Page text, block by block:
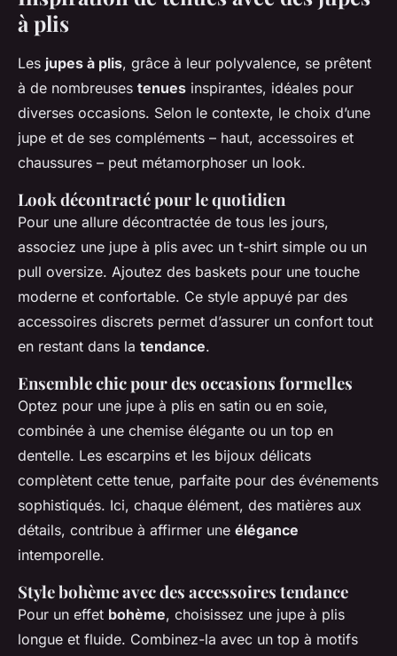
à plis
Les jupes à plis, grâce à leur polyvalence, se prêtent
à de nombreuses tenues inspirantes, idéales pour
diverses occasions. Selon le contexte, le choix d’une
jupe et de ses compléments – haut, accessoires et
chaussures – peut métamorphoser un look.
Look décontracté pour le quotidien
Pour une allure décontractée de tous les jours,
associez une jupe à plis avec un t-shirt simple ou un
pull oversize. Ajoutez des baskets pour une touche
moderne et confortable. Ce style appuyé par des
accessoires discrets permet d’assurer un confort tout
en restant dans la tendance.
Ensemble chic pour des occasions formelles
Optez pour une jupe à plis en satin ou en soie,
combinée à une chemise élégante ou un top en
dentelle. Les escarpins et les bijoux délicats
complètent cette tenue, parfaite pour des événements
sophistiqués. Ici, chaque élément, des matières aux
détails, contribue à affirmer une élégance
intemporelle.
Style bohème avec des accessoires tendance
Pour un effet bohème, choisissez une jupe à plis
longue et fluide. Combinez-la avec un top à motifs